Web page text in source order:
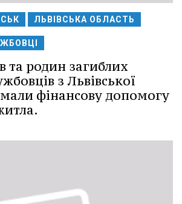
ЛЬВІВСЬКА ОБЛАСТЬ
та родин загиблих
з Львівської
фінансову допомогу